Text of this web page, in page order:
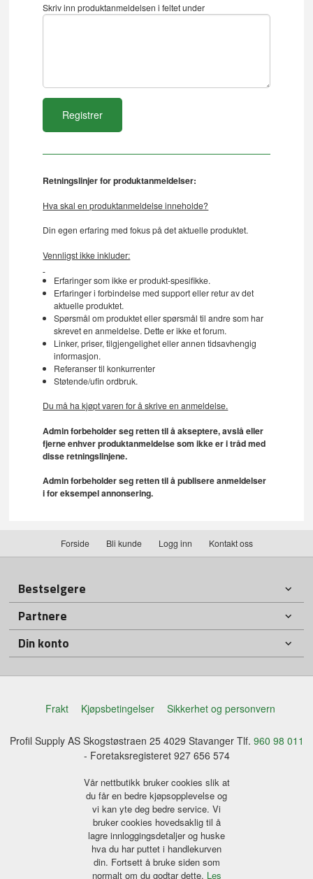
Skriv inn produktanmeldelsen i feltet under
Retningslinjer for produktanmeldelser:
Hva skal en produktanmeldelse inneholde?
Din egen erfaring med fokus på det aktuelle produktet.
Vennligst ikke inkluder:
Erfaringer som ikke er produkt-spesifikke.
Erfaringer i forbindelse med support eller retur av det
aktuelle produktet.
Spørsmål om produktet eller spørsmål til andre som har
skrevet en anmeldelse. Dette er ikke et forum.
Linker, priser, tilgjengelighet eller annen tidsavhengig
informasjon.
Referanser til konkurrenter
Støtende/ufin ordbruk.
Du må ha kjøpt varen for å skrive en anmeldelse.
Admin forbeholder seg retten til å akseptere, avslå eller
fjerne enhver produktanmeldelse som ikke er i tråd med
disse retningslinjene.
Admin forbeholder seg retten til å publisere anmeldelser
i for eksempel annonsering.
Forside Bli kunde Logg inn Kontakt oss
Bestselgere
Partnere
Din konto
Frakt Kjøpsbetingelser Sikkerhet og personvern
Profil Supply AS Skogstøstraen 25 4029 Stavanger Tlf. 960 98 011
- Foretaksregisteret 927 656 574
Vår nettbutikk bruker cookies slik at
du får en bedre kjøpsopplevelse og
vi kan yte deg bedre service. Vi
bruker cookies hovedsaklig til å
lagre innloggingsdetaljer og huske
hva du har puttet i handlekurven
din. Fortsett å bruke siden som
normalt om du godtar dette. Les